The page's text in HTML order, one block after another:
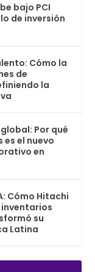
bajo PCI
de inversión
Cómo la
de
la
Por qué
el nuevo
en
Cómo Hitachi
su
Latina